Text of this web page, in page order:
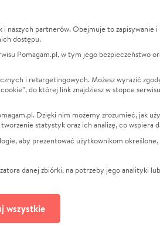
Pomagam.pl
Zbieraj na
Leczenie
Zwierzęta
Pożar
Sport
Pomoc
Pogrzeb
naszych partnerów. Obejmuje to
dostępu.
Pomagam.pl, w tym jego bezpieczeństwo
i retargetingowych. Możesz wyrazić
do której link znajdziesz w stopce
Dzięki nim możemy zrozumieć, jak
statystyk oraz ich analizę, co wspiera
aby prezentować użytkownikom
danej zbiórki, na potrzeby jego analityki
wszystkie